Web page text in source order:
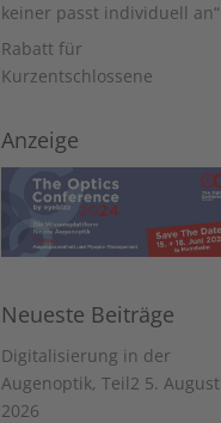
keiner passt individuell an“
Rabatt für
Kurzentschlossene
Anzeige
Neueste Beiträge
Digitalisierung in der
Augenoptik, Teil2 5. August
2026